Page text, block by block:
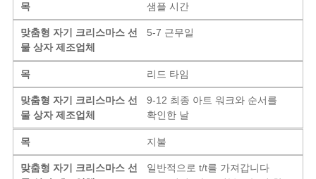
목 샘플 시간
맞춤형 자기 크리스마스 선
물 상자 제조업체
5-7 근무일
목 리드 타임
맞춤형 자기 크리스마스 선
물 상자 제조업체
9-12 최종 아트 워크와 순서를
확인한 날
목 지불
맞춤형 자기 크리스마스 선
일반적으로 t/t를 가져갑니다